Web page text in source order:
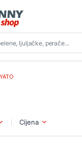
YATO
Cijena